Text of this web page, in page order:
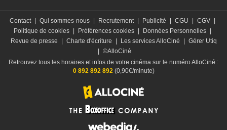
Contact | Qui sommes-nous | Recrutement | Publicité | CGU | CGV |
Politique de cookies | Préférences cookies | Données Personnelles |
Revue de presse
| Charte d'écriture | Les services AlloCiné | Gérer Utiq
| ©AlloCiné
Retrouvez tous les horaires et infos de votre cinéma sur le numéro AlloCiné :
0 892 892 892(0,90€/minute)